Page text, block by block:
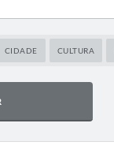
CIDADE CULTURA